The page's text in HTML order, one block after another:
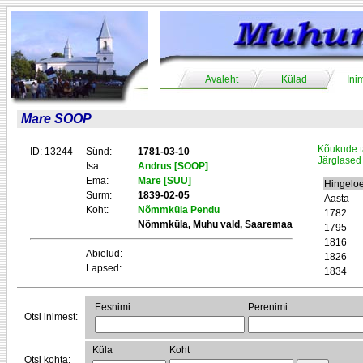
Avaleht Külad
Mare SOOP
ID: 13244 Sünd:
1781-03-10
Isa:
Andrus [SOOP]
Ema:
Mare [SUU]
Surm:
1839-02-05
Koht:
Nõmmküla Pendu
Nõmmküla, Muhu vald, Saaremaa
Abielud:
Lapsed:
Kõukude
Järglased
Aasta
1782
1795
1816
1826
1834
Otsi inimest:
Eesnimi Perenimi
Otsi kohta:
Küla Koht